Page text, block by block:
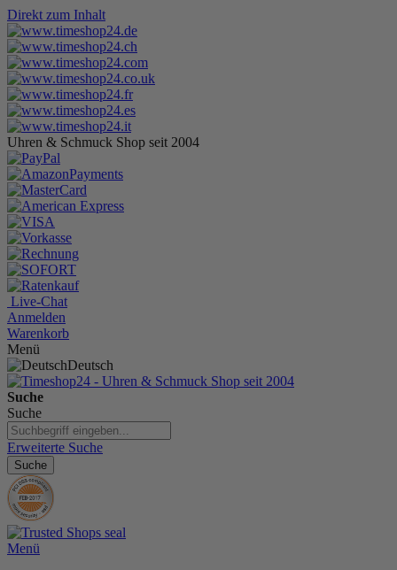
Direkt zum Inhalt
Uhren & Schmuck Shop seit 2004
Live-Chat
Anmelden
Warenkorb
Menü
Deutsch
Suche
Suche
Erweiterte Suche
Suche
Menü